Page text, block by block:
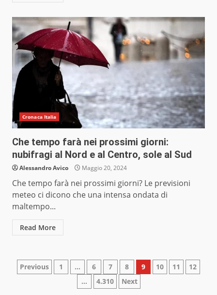
Cronaca Italia
Che tempo farà nei prossimi giorni:
nubifragi al Nord e al Centro, sole al Sud
Alessandro Avico Maggio 20, 2024
Che tempo farà nei prossimi giorni? Le previsioni
meteo ci dicono che una intensa ondata di
maltempo...
Read More
Paginazione
Previous 1 … 6 7 8 9 10 11
12
…
4.310 Next